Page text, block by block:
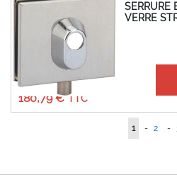
SERRURE
VERRE
À partir de
180,79 €
150,66 €
Vous
1 - Page
2 -